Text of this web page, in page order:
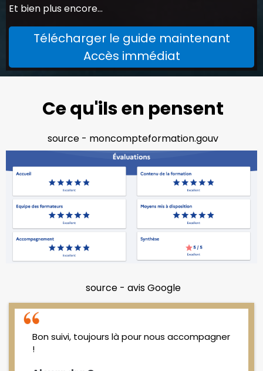
Et bien plus encore...
Télécharger le guide maintenant
Accès immédiat
Ce qu'ils en pensent
source - moncompteformation.gouv
source - avis Google
Bon suivi, toujours là pour nous accompagner
!